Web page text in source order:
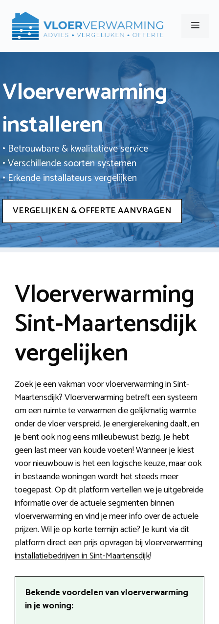
naar
Menu
Vloerverwarming
installeren
• Betrouwbare & kwalitatieve service
• Verschillende soorten systemen
• Erkende installateurs vergelijken
VERGELIJKEN & OFFERTE AANVRAGEN
Vloerverwarming
Sint-Maartensdijk
vergelijken
Zoek je een vakman voor vloerverwarming in Sint-
Maartensdijk? Vloerverwarming betreft een systeem
om een ruimte te verwarmen die gelijkmatig warmte
onder de vloer verspreid. Je energierekening daalt, en
je bent ook nog eens milieubewust bezig. Je hebt
geen last meer van koude voeten! Wanneer je kiest
voor nieuwbouw is het een logische keuze, maar ook
in bestaande woningen wordt het steeds meer
toegepast. Op dit platform vertellen we je uitgebreide
informatie over de actuele segmenten binnen
vloerverwarming en vind je meer info over de actuele
prijzen. Wil je op korte termijn actie? Je kunt via dit
platform direct een prijs opvragen bijvloerverwarming
installatiebedrijven in Sint-Maartensdijk!
Bekende voordelen van vloerverwarming
in je woning: